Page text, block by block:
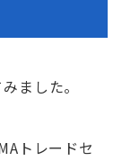
ました。
トレードセ